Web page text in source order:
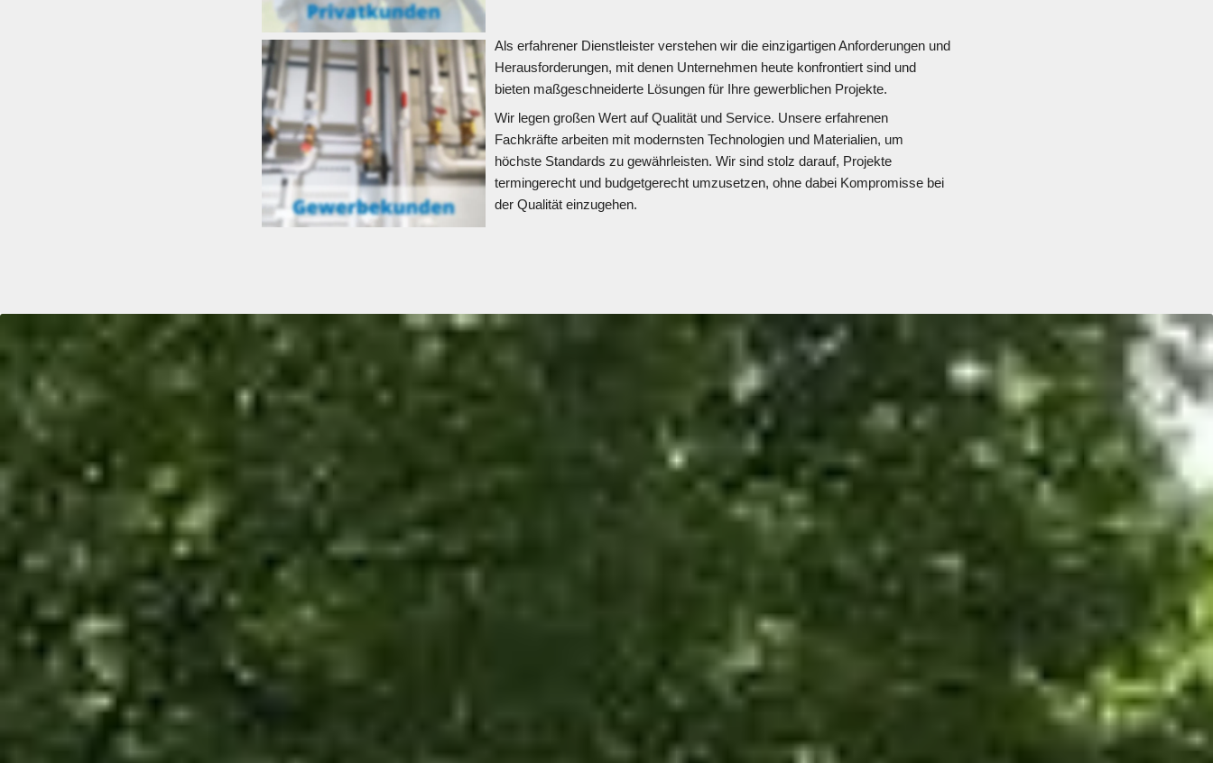
Als erfahrener Dienstleister verstehen wir die einzigartigen Anforderungen und
Herausforderungen, mit denen Unternehmen heute konfrontiert sind und
bieten maßgeschneiderte Lösungen für Ihre gewerblichen Projekte.
Wir legen großen Wert auf Qualität und Service. Unsere erfahrenen
Fachkräfte arbeiten mit modernsten Technologien und Materialien, um
höchste Standards zu gewährleisten. Wir sind stolz darauf, Projekte
termingerecht und budgetgerecht umzusetzen, ohne dabei Kompromisse bei
der Qualität einzugehen.